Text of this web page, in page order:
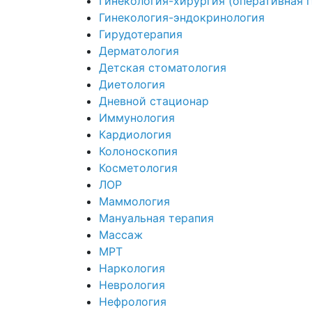
Гинекология-эндокринология
Гирудотерапия
Дерматология
Детская стоматология
Диетология
Дневной стационар
Иммунология
Кардиология
Колоноскопия
Косметология
ЛОР
Маммология
Мануальная терапия
Массаж
МРТ
Наркология
Неврология
Нефрология